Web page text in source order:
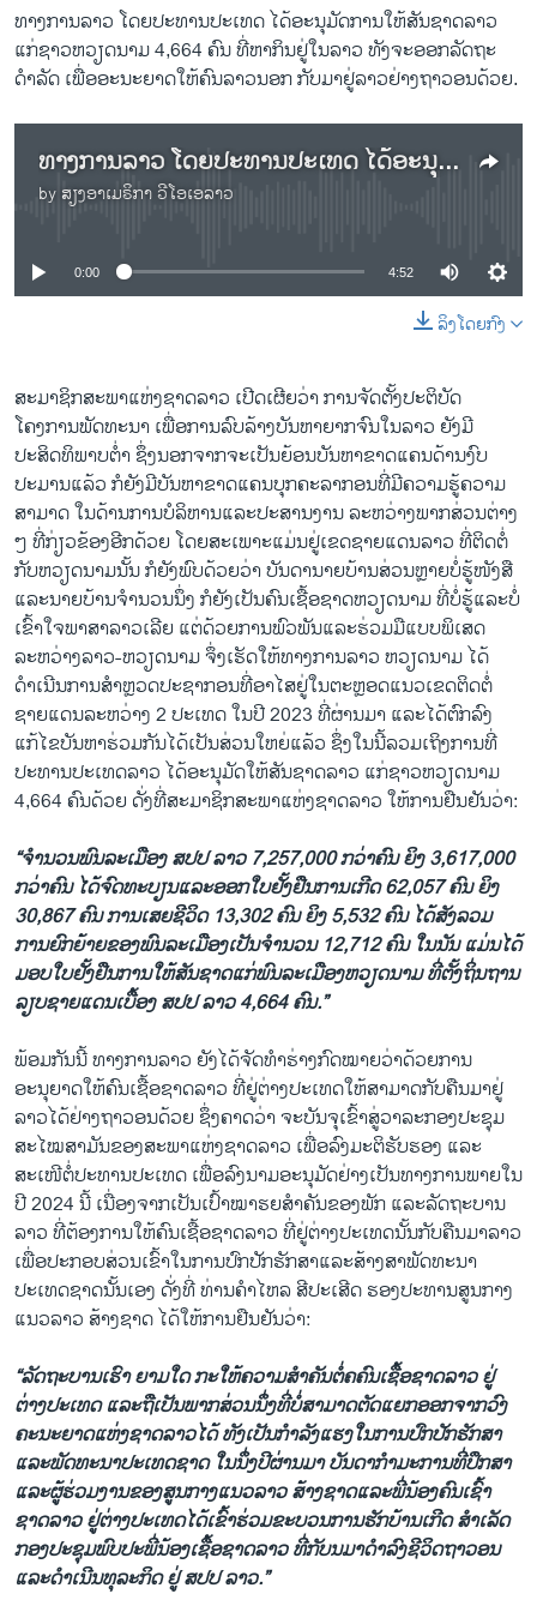
ພາສາຕ່າງໆ
ທາງການລາວ ໂດຍປະທານປະເທດ ໄດ້ອະນຸມັດການໃຫ້ສັນຊາດລາວ
ແກ່ຊາວຫວຽດນາມ 4,664 ຄົນ ທີ່ຫາກິນຢູ່ໃນລາວ ທັງຈະອອກລັດຖະ
ດຳລັດ ເພື່ອອະນະຍາດໃຫ້ຄົນລາວນອກ ກັບມາຢູ່ລາວຢ່າງຖາວອນດ້ວຍ.
ທາງການລາວ ໂດຍປະທານປະເທດ ໄດ້ອະນຸມັດການໃຫ້ສັນຊາດລາວ ແກ່ຊາວຫວຽດນາມ 4,664 ຄົນ ທີ່ຫາກິນຢູ່ໃນລາວ
by ສຽງອາເມຣິກາ ວີໂອເອລາວ
No media source currently available
0:00 4:52
ລິງໂດຍກົງ
ສະມາຊິກສະພາແຫ່ງຊາດລາວ ເປີດເຜີຍວ່າ ການຈັດຕັ້ງປະຕິບັດ
ໂຄງການພັດທະນາ ເພື່ອການລົບລ້າງບັນຫາຍາກຈົນໃນລາວ ຍັງມີ
ປະສິດທິພາບຕ່ຳ ຊຶ່ງນອກຈາກຈະເປັນຍ້ອນບັນຫາຂາດແຄນດ້ານງົບ
ປະມານແລ້ວ ກໍຍັງມີບັນຫາຂາດແຄນບຸກຄະລາກອນທີ່ມີຄວາມຮູ້ຄວາມ
ສາມາດ ໃນດ້ານການບໍລິຫານແລະປະສານງານ ລະຫວ່າງພາກສ່ວນຕ່າງ
ໆ ທີ່ກ່ຽວຂ້ອງອີກດ້ວຍ ໂດຍສະເພາະແມ່ນຢູ່ເຂດຊາຍແດນລາວ ທີ່ຕິດຕໍ່
ກັບຫວຽດນາມນັ້ນ ກໍຍັງພົບດ້ວຍວ່າ ບັນດານາຍບ້ານສ່ວນຫຼາຍບໍ່ຮູ້ໜັງສື
ແລະນາຍບ້ານຈຳນວນນຶ່ງ ກໍຍັງເປັນຄົນເຊື້ອຊາດຫວຽດນາມ ທີ່ບໍ່ຮູ້ແລະບໍ່
ເຂົ້າໃຈພາສາລາວເລີຍ ແຕ່ດ້ວຍການພົວພັນແລະຮ່ວມມືແບບພິເສດ
ລະຫວ່າງລາວ-ຫວຽດນາມ ຈຶ່ງເຮັດໃຫ້ທາງການລາວ ຫວຽດນາມ ໄດ້
ດຳເນີນການສຳຫຼວດປະຊາກອນທີ່ອາໄສຢູ່ໃນຕະຫຼອດແນວເຂດຕິດຕໍ່
ຊາຍແດນລະຫວ່າງ 2 ປະເທດ ໃນປີ 2023 ທີ່ຜ່ານມາ ແລະໄດ້ຕົກລົງ
ແກ້ໄຂບັນຫາຮ່ວມກັນໄດ້ເປັນສ່ວນໃຫຍ່ແລ້ວ ຊຶ່ງໃນນີ້ລວມເຖິງການທີ່
ປະທານປະເທດລາວ ໄດ້ອະນຸມັດໃຫ້ສັນຊາດລາວ ແກ່ຊາວຫວຽດນາມ
4,664 ຄົນດ້ວຍ ດັ່ງທີ່ສະມາຊິກສະພາແຫ່ງຊາດລາວ ໃຫ້ການຢືນຢັນວ່າ:
“ຈຳນວນພົນລະເມືອງ ສປປ ລາວ 7,257,000 ກວ່າຄົນ ຍິງ 3,617,000
ກວ່າຄົນ ໄດ້ຈົດທະບຽນແລະອອກໃບຢັ້ງຢືນການເກີດ 62,057 ຄົນ ຍິງ
30,867 ຄົນ ການເສຍຊີວິດ 13,302 ຄົນ ຍິງ 5,532 ຄົນ ໄດ້ສັງລວມ
ການຍົກຍ້າຍຂອງພົນລະເມືອງເປັນຈຳນວນ 12,712 ຄົນ ໃນນັນ ແມ່ນໄດ້
ມອບໃບຢັ້ງຢືນການໃຫ້ສັນຊາດແກ່ພົນລະເມືອງຫວຽດນາມ ທີ່ຕັ້ງຖິ່ນຖານ
ລຽບຊາຍແດນເບື້ອງ ສປປ ລາວ 4,664 ຄົນ.”
ພ້ອມກັນນີ້ ທາງການລາວ ຍັງໄດ້ຈັດທຳຮ່າງກົດໝາຍວ່າດ້ວຍການ
ອະນຸຍາດໃຫ້ຄົນເຊື້ອຊາດລາວ ທີ່ຢູ່ຕ່າງປະເທດໃຫ້ສາມາດກັບຄືນມາຢູ່
ລາວໄດ້ຢ່າງຖາວອນດ້ວຍ ຊຶ່ງຄາດວ່າ ຈະບັນຈຸເຂົ້າສູ່ວາລະກອງປະຊຸມ
ສະໄໝສາມັນຂອງສະພາແຫ່ງຊາດລາວ ເພື່ອລົງມະຕິຮັບຮອງ ແລະ
ສະເໜີຕໍ່ປະທານປະເທດ ເພື່ອລົງນາມອະນຸມັດຢ່າງເປັນທາງການພາຍໃນ
ປີ 2024 ນີ້ ເນື່ອງຈາກເປັນເປົ້າໝາຮຍສຳຄັນຂອງພັກ ແລະລັດຖະບານ
ລາວ ທີ່ຕ້ອງການໃຫ້ຄົນເຊື້ອຊາດລາວ ທີ່ຢູ່ຕ່າງປະເທດນັ້ນກັບຄືນມາລາວ
ເພື່ອປະກອບສ່ວນເຂົ້າໃນການປົກປັກຮັກສາແລະສ້າງສາພັດທະນາ
ປະເທດຊາດນັ້ນເອງ ດັ່ງທີ່ ທ່ານຄຳໄຫລ ສີປະເສີດ ຮອງປະທານສູນກາງ
ແນວລາວ ສ້າງຊາດ ໄດ້ໃຫ້ການຢືນຢັນວ່າ:
“ລັດຖະບານເຮົາ ຍາມໃດ ກະໃຫ້ຄວາມສຳຄັນຕໍ່ຄຄົນເຊື້ອຊາດລາວ ຢູ່
ຕ່າງປະເທດ ແລະຖືເປັນພາກສ່ວນນຶ່ງທີ່ບໍ່ສາມາດຕັດແຍກອອກຈາກວົງ
ຄະນະຍາດແຫ່ງຊາດລາວໄດ້ ທັງເປັນກຳລັງແຮງໃນການປົກປັກຮັກສາ
ແລະພັດທະນາປະເທດຊາດ ໃນນຶ່ງປີຜ່ານມາ ບັນດາກຳມະການທີ່ປຶກສາ
ແລະຜູ້ຮ່ວມງານຂອງສູນກາງແນວລາວ ສ້າງຊາດແລະພີ່ນ້ອງຄົນເຊົ້າ
ຊາດລາວ ຢູ່ຕ່າງປະເທດໄດ້ເຂົ້າຮ່ວມຂະບວນການຮັກບ້ານເກີດ ສຳເລັດ
ກອງປະຊຸມພົບປະພີ່ນ້ອງເຊື້ອຊາດລາວ ທີ່ກັບນມາດຳລົງຊີວິດຖາວອນ
ແລະດຳເນີນທຸລະກິດ ຢູ່ ສປປ ລາວ.”